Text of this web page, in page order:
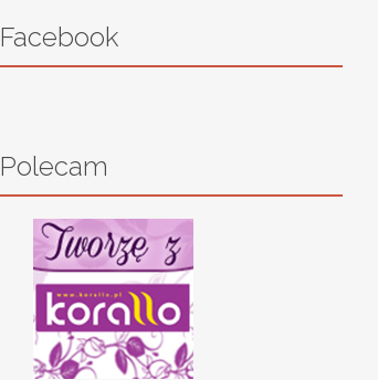
Facebook
Polecam